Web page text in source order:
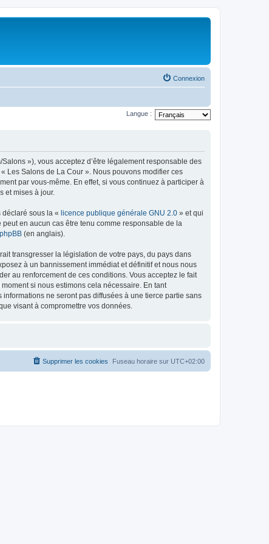
Connexion
Langue :
»), vous acceptez d’être légalement responsable des
Les Salons de La Cour ». Nous pouvons modifier ces
par vous-même. En effet, si vous continuez à participer à
et mises à jour.
sous la « licence publique générale GNU 2.0 » et qui
en aucun cas être tenu comme responsable de la
(en anglais).
transgresser la législation de votre pays, du pays dans
à un bannissement immédiat et définitif et nous nous
au renforcement de ces conditions. Vous acceptez le fait
si nous estimons cela nécessaire. En tant
ne seront pas diffusées à une tierce partie sans
visant à compromettre vos données.
Fuseau horaire sur UTC+02:00
Supprimer les cookies